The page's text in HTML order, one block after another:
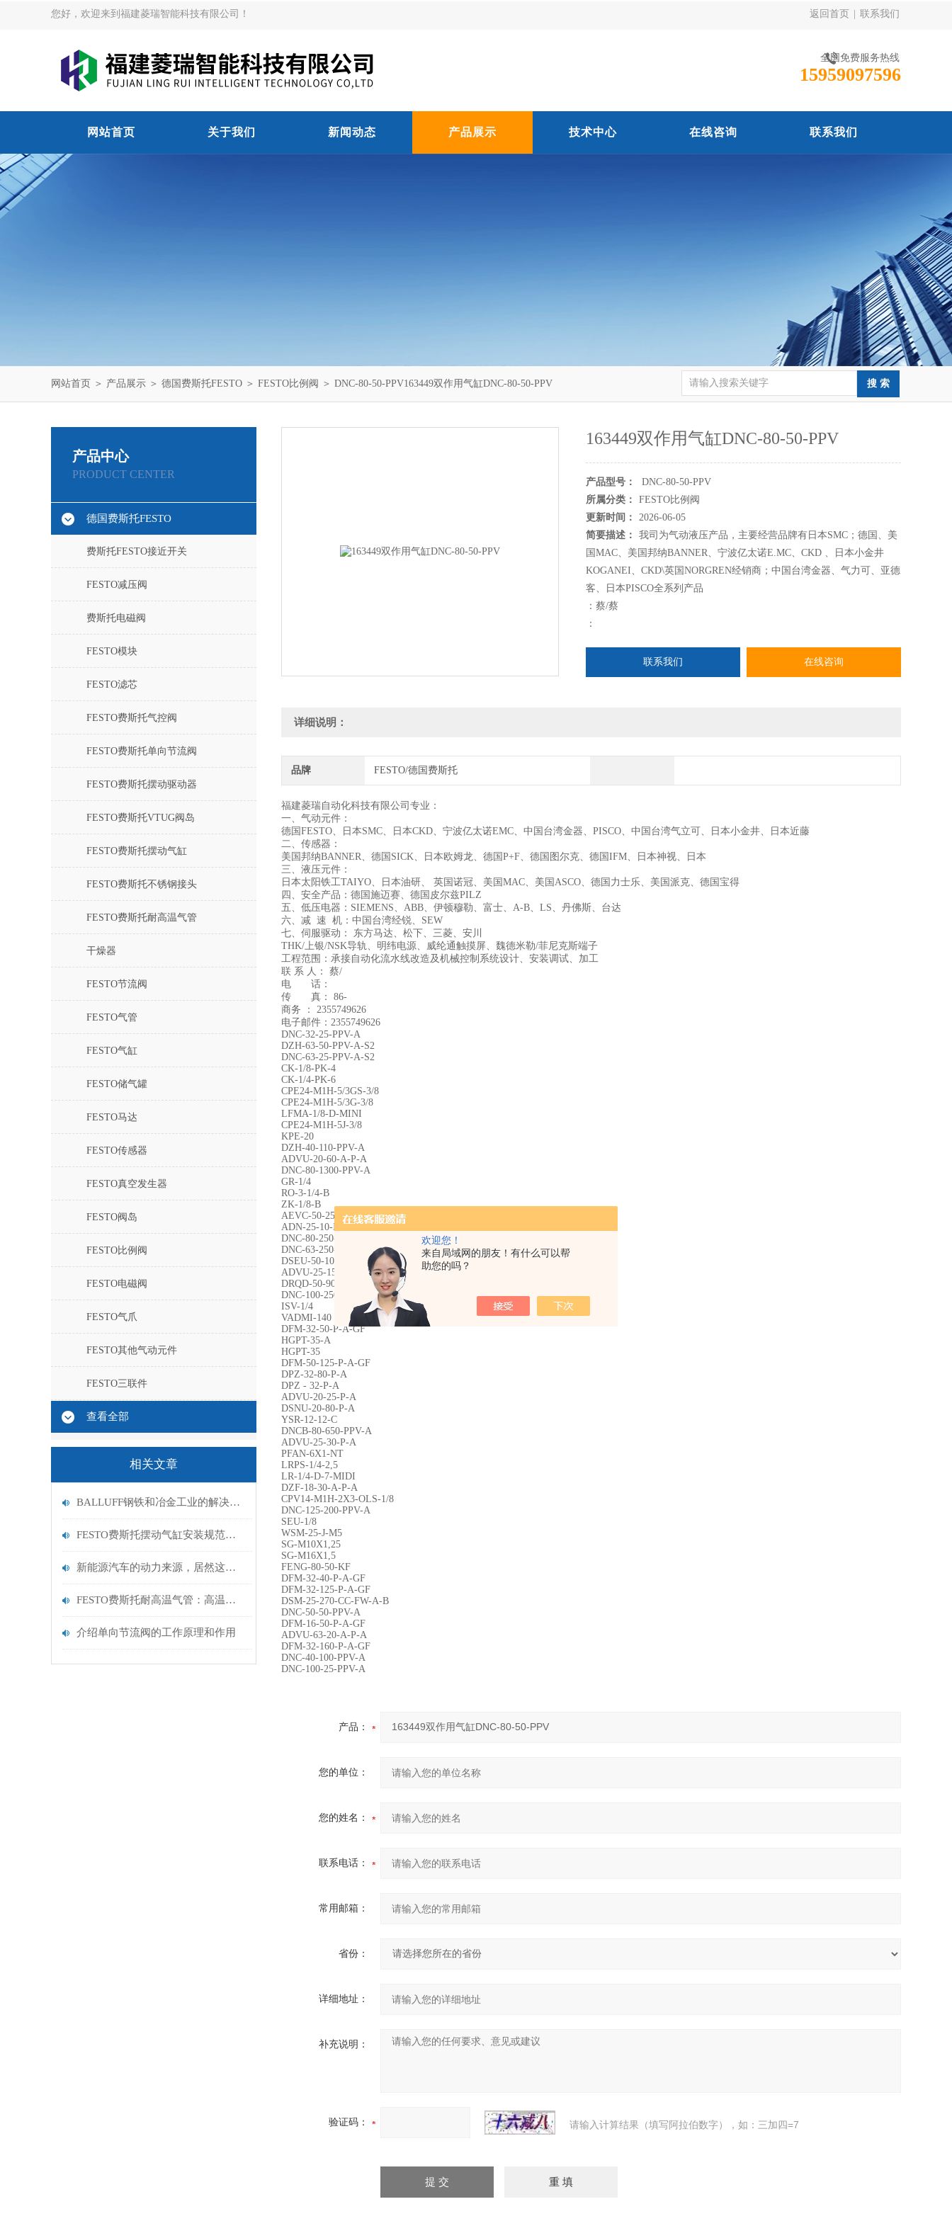
欢迎您！
来自局域网的朋友！有什么可以帮
助您的吗？
您好，欢迎来到福建菱瑞智能科技有限公司！ 返回首页 联系我们
全国免费服务热线
15959097596
网站首页 关于我们 新闻动态 产品展示 技术中心 在线咨询 联系我们
网站首页 ＞ 产品展示 ＞ 德国费斯托FESTO ＞ FESTO比例阀 ＞ DNC-80-50-PPV163449双作用气缸DNC-80-50-PPV
产品中心
PRODUCT CENTER
德国费斯托FESTO
费斯托FESTO接近开关
FESTO减压阀
费斯托电磁阀
FESTO模块
FESTO滤芯
FESTO费斯托气控阀
FESTO费斯托单向节流阀
FESTO费斯托摆动驱动器
FESTO费斯托VTUG阀岛
FESTO费斯托摆动气缸
FESTO费斯托不锈钢接头
FESTO费斯托耐高温气管
干燥器
FESTO节流阀
FESTO气管
FESTO气缸
FESTO储气罐
FESTO马达
FESTO传感器
FESTO真空发生器
FESTO阀岛
FESTO比例阀
FESTO电磁阀
FESTO气爪
FESTO其他气动元件
FESTO三联件
查看全部
相关文章
BALLUFF钢铁和冶金工业的解决方案
FESTO费斯托摆动气缸安装规范：气路连接、负载安装平衡与安全防护设置要点
新能源汽车的动力来源，居然这么多“讲究”！
FESTO费斯托耐高温气管：高温工业场景，高效输气理想之选
介绍单向节流阀的工作原理和作用
163449双作用气缸DNC-80-50-PPV
产品型号：
DNC-80-50-PPV
所属分类：
FESTO比例阀
更新时间：
2026-06-05
简要描述：
我司为气动液压产品，主要经营品牌有日本SMC；德国、美
国MAC、美国邦纳BANNER、宁波亿太诺E.MC、CKD 、日本小金井
KOGANEI、CKD\英国NORGREN经销商；中国台湾金器、气力可、亚德
客、日本PISCO全系列产品
：蔡/蔡
：
联系我们
在线咨询
详细说明：
品牌 FESTO/德国费斯托
福建菱瑞自动化科技有限公司专业：
一、气动元件：
德国FESTO、日本SMC、日本CKD、宁波亿太诺EMC、中国台湾金器、PISCO、中国台湾气立可、日本小金井、日本近藤
二、传感器：
美国邦纳BANNER、德国SICK、日本欧姆龙、德国P+F、德国图尔克、德国IFM、日本神视、日本
三、液压元件：
日本太阳铁工TAIYO、日本油研、 英国诺冠、美国MAC、美国ASCO、德国力士乐、美国派克、德国宝得
四、安全产品：德国施迈赛、德国皮尔兹PILZ
五、低压电器：SIEMENS、ABB、伊顿穆勒、富士、A-B、LS、丹佛斯、台达
六、减 速 机：中国台湾经锐、SEW
七、伺服驱动： 东方马达、松下、三菱、安川
THK/上银/NSK导轨、明纬电源、威纶通触摸屏、魏德米勒/菲尼克斯端子
工程范围：承接自动化流水线改造及机械控制系统设计、安装调试、加工
联 系 人： 蔡/
电 话：
传 真： 86-
商务 ： 2355749626
电子邮件：2355749626
DNC-32-25-PPV-A
DZH-63-50-PPV-A-S2
DNC-63-25-PPV-A-S2
CK-1/8-PK-4
CK-1/4-PK-6
CPE24-M1H-5/3GS-3/8
CPE24-M1H-5/3G-3/8
LFMA-1/8-D-MINI
CPE24-M1H-5J-3/8
KPE-20
DZH-40-110-PPV-A
ADVU-20-60-A-P-A
DNC-80-1300-PPV-A
GR-1/4
RO-3-1/4-B
ZK-1/8-B
AEVC-50-25-I-P-A
ADN-25-10-I-P-A
DNC-80-250-PPV-A
DNC-63-250-PPV-A
DSEU-50-100-P-A
ADVU-25-15-P-A
DRQD-50-90-YSRJ-A-AR-FW
DNC-100-250-PPV-A
ISV-1/4
VADMI-140
DFM-32-50-P-A-GF
HGPT-35-A
HGPT-35
DFM-50-125-P-A-GF
DPZ-32-80-P-A
DPZ - 32-P-A
ADVU-20-25-P-A
DSNU-20-80-P-A
YSR-12-12-C
DNCB-80-650-PPV-A
ADVU-25-30-P-A
PFAN-6X1-NT
LRPS-1/4-2,5
LR-1/4-D-7-MIDI
DZF-18-30-A-P-A
CPV14-M1H-2X3-OLS-1/8
DNC-125-200-PPV-A
SEU-1/8
WSM-25-J-M5
SG-M10X1,25
SG-M16X1,5
FENG-80-50-KF
DFM-32-40-P-A-GF
DFM-32-125-P-A-GF
DSM-25-270-CC-FW-A-B
DNC-50-50-PPV-A
DFM-16-50-P-A-GF
ADVU-63-20-A-P-A
DFM-32-160-P-A-GF
DNC-40-100-PPV-A
DNC-100-25-PPV-A
产品：
您的单位：
您的姓名：
联系电话：
常用邮箱：
省份：
详细地址：
补充说明：
验证码： 请输入计算结果（填写阿拉伯数字），如：三加四=7